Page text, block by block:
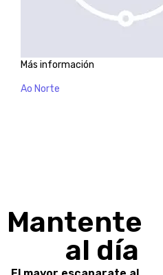
Más información
Ao Norte
Mantente
al día